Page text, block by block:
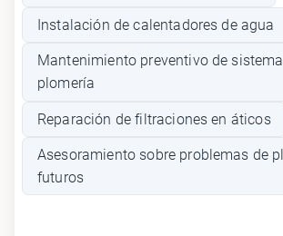
Instalación de calentadores de agua
Mantenimiento preventivo de
plomería
Reparación de filtraciones en áticos
Asesoramiento sobre problemas de
futuros